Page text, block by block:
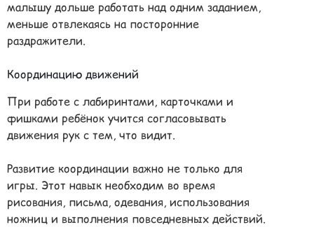
малышу дольше работать над одним заданием,
меньше отвлекаясь на посторонние
раздражители.
Координацию движений
При работе с лабиринтами, карточками и
фишками ребёнок учится согласовывать
движения рук с тем, что видит.
Развитие координации важно не только для
игры. Этот навык необходим во время
рисования, письма, одевания, использования
ножниц и выполнения повседневных действий.